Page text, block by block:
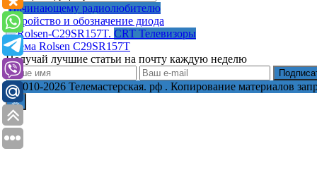
Начинающему радиолюбителю
Устройство и обозначение диода
CRT Телевизоры
Схема Rolsen C29SR157T
Получай лучшие статьи на почту каждую неделю
© 2010-2026 Телемастерская. рф . Копирование материалов